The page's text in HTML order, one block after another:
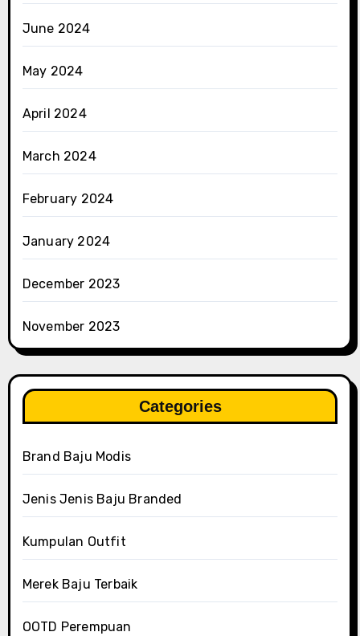
June 2024
May 2024
April 2024
March 2024
February 2024
January 2024
December 2023
November 2023
Categories
Brand Baju Modis
Jenis Jenis Baju Branded
Kumpulan Outfit
Merek Baju Terbaik
OOTD Perempuan